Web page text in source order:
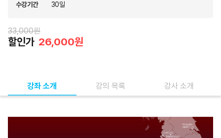
수강기간
30일
33,000원
할인가 26,000원
강좌 소개 강의 목록 강사 소개